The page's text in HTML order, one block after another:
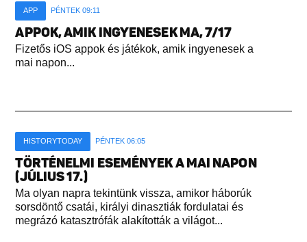
APP PÉNTEK 09:11
APPOK, AMIK INGYENESEK MA, 7/17
Fizetős iOS appok és játékok, amik ingyenesek a
mai napon...
HISTORYTODAY PÉNTEK 06:05
TÖRTÉNELMI ESEMÉNYEK A MAI NAPON
(JÚLIUS 17.)
Ma olyan napra tekintünk vissza, amikor háborúk
sorsdöntő csatái, királyi dinasztiák fordulatai és
megrázó katasztrófák alakították a világot...